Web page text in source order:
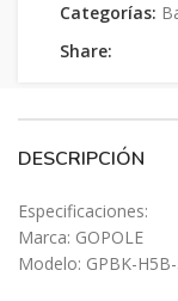
Categorías:
Share:
DESCRIPCIÓN
Especificaciones:
Marca: GOPOLE
Modelo: GPBK-